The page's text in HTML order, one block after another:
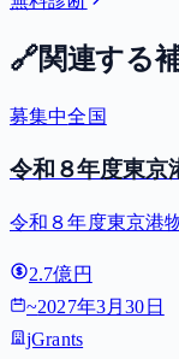
🔗関連する
募集中全国
令和８年度東京
令和８年度東京港
2.7億円
~2027年3月30日
jGrants